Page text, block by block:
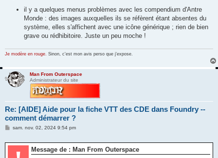
il y a quelques menus problèmes avec les compendium d'Antre
Monde : des images auxquelles ils se réfèrent étant absentes du
système, elles s'affichent avec une icône générique ; rien de bien
grave ou rédhibitoire. Juste un peu moche !
Je modère en rouge. Sinon, c'est mon avis perso que j'expose.
Man From Outerspace
Administrateur du site
Re: [AIDE] Aide pour la fiche VTT des CDE dans Foundry --
comment démarrer ?
M
s
sam. nov. 02, 2024 9:54 pm
Message de : Man From Outerspace